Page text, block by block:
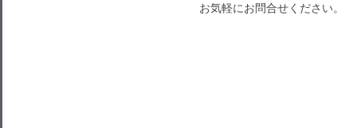
お気軽にお問合せください。